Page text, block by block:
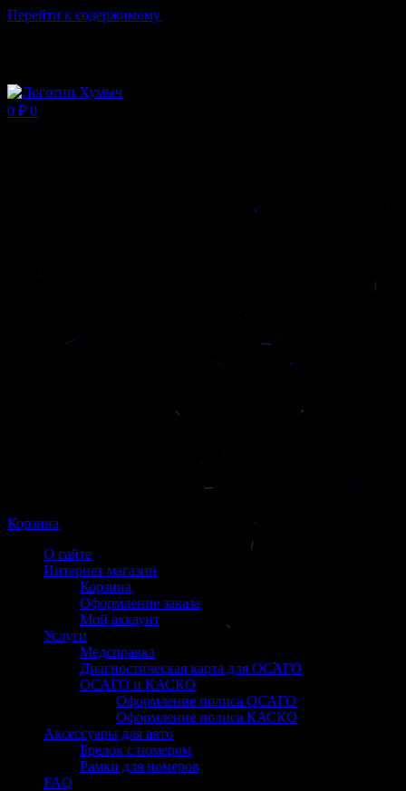
Перейти к содержимому
0 ₽ 0
Корзина
О сайте
Интернет магазин
Корзина
Оформление заказа
Мой аккаунт
Услуги
Медсправка
Диагностическая карта для ОСАГО
ОСАГО и КАСКО
Оформление полиса ОСАГО
Оформление полиса КАСКО
Аксессуары для авто
Брелок с номером
Рамки для номеров
FAQ